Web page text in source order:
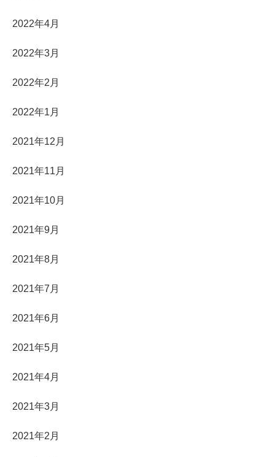
2022年4月
2022年3月
2022年2月
2022年1月
2021年12月
2021年11月
2021年10月
2021年9月
2021年8月
2021年7月
2021年6月
2021年5月
2021年4月
2021年3月
2021年2月